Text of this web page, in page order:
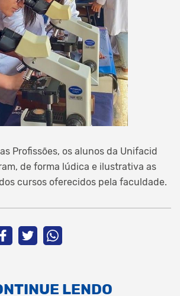
Profissões, os alunos da Unifacid
de forma lúdica e ilustrativa as
cursos oferecidos pela faculdade.
LENDO